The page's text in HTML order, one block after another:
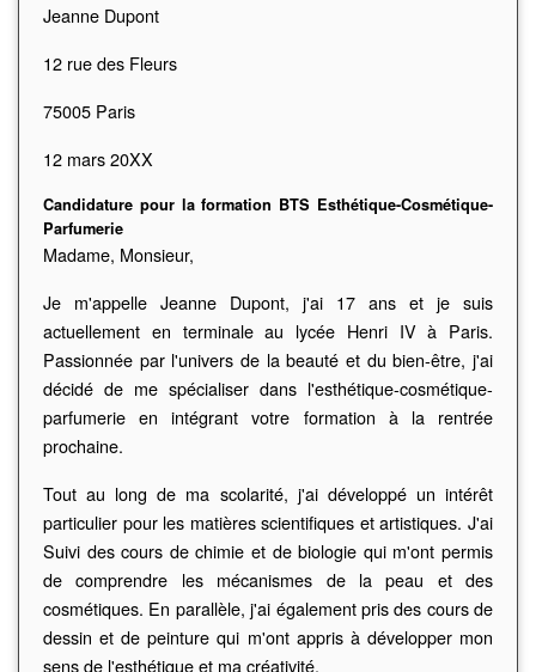
Jeanne Dupont
12 rue des Fleurs
75005 Paris
12 mars 20XX
Candidature pour la formation BTS Esthétique-Cosmétique-
Parfumerie
Madame, Monsieur,
Je m'appelle Jeanne Dupont, j'ai 17 ans et je suis
actuellement en terminale au lycée Henri IV à Paris.
Passionnée par l'univers de la beauté et du bien-être, j'ai
décidé de me spécialiser dans l'esthétique-cosmétique-
parfumerie en intégrant votre formation à la rentrée
prochaine.
Tout au long de ma scolarité, j'ai développé un intérêt
particulier pour les matières scientifiques et artistiques. J'ai
Suivi des cours de chimie et de biologie qui m'ont permis
de comprendre les mécanismes de la peau et des
cosmétiques. En parallèle, j'ai également pris des cours de
dessin et de peinture qui m'ont appris à développer mon
sens de l'esthétique et ma créativité.